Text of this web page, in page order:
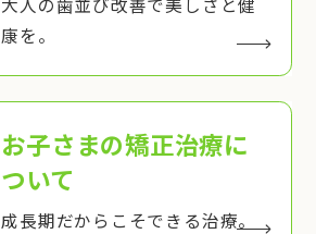
康を。
お子さまの矯正治療に
ついて
成長期だからこそできる治療。